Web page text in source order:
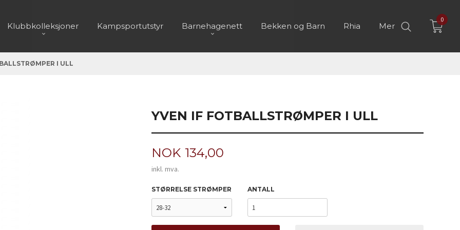
Klubbkolleksjoner Kampsportutstyr Barnehagenett Bekken og Barn Rhia Mer
0
I ULL
YVEN IF FOTBALLSTRØMPER I ULL
Pris
NOK 134,00
inkl. mva.
STØRRELSE STRØMPER ANTALL